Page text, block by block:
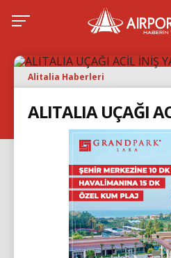
Alitalia Haberleri
ALITALIA UÇAĞI